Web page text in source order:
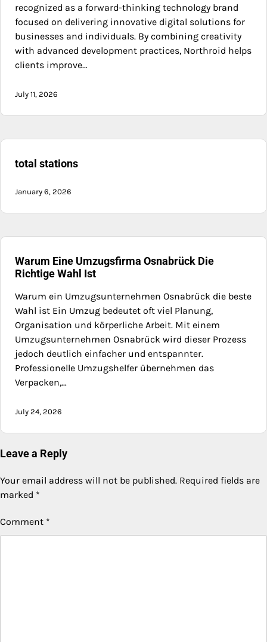
recognized as a forward-thinking technology brand
focused on delivering innovative digital solutions for
businesses and individuals. By combining creativity
with advanced development practices, Northroid helps
clients improve…
July 11, 2026
total stations
January 6, 2026
Warum Eine Umzugsfirma Osnabrück Die
Richtige Wahl Ist
Warum ein Umzugsunternehmen Osnabrück die beste
Wahl ist Ein Umzug bedeutet oft viel Planung,
Organisation und körperliche Arbeit. Mit einem
Umzugsunternehmen Osnabrück wird dieser Prozess
jedoch deutlich einfacher und entspannter.
Professionelle Umzugshelfer übernehmen das
Verpacken,…
July 24, 2026
Leave a Reply
Your email address will not be published. Required fields are
marked *
Comment *